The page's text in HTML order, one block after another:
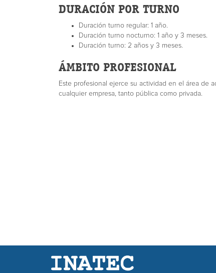
DURACIÓN POR TURNO
Duración turno regular: 1 año.
Duración turno nocturno: 1 año y 3 meses.
Duración turno: 2 años y 3 meses.
ÁMBITO PROFESIONAL
Este profesional ejerce su actividad en el área de
cualquier empresa, tanto pública como privada.